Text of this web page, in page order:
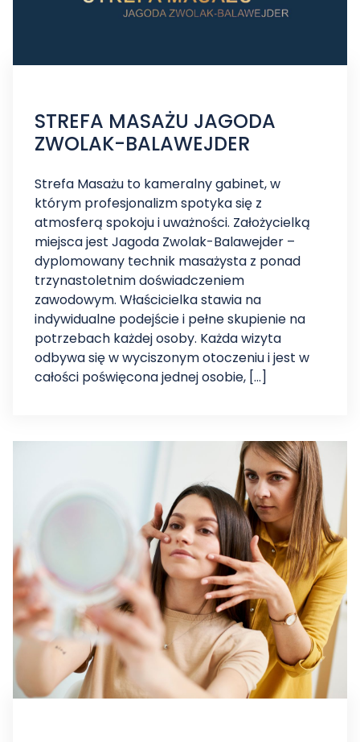
STREFA MASAŻU JAGODA
ZWOLAK-BALAWEJDER
Strefa Masażu to kameralny gabinet, w
którym profesjonalizm spotyka się z
atmosferą spokoju i uważności. Założycielką
miejsca jest Jagoda Zwolak-Balawejder –
dyplomowany technik masażysta z ponad
trzynastoletnim doświadczeniem
zawodowym. Właścicielka stawia na
indywidualne podejście i pełne skupienie na
potrzebach każdej osoby. Każda wizyta
odbywa się w wyciszonym otoczeniu i jest w
całości poświęcona jednej osobie, […]